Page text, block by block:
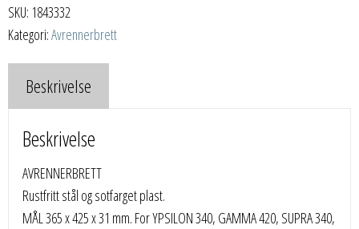
SKU: 1843332
Kategori:Avrennerbrett
Beskrivelse
Beskrivelse
AVRENNERBRETT
Rustfritt stål og sotfarget plast.
MÅL 365 x 425 x 31 mm. For YPSILON 340, GAMMA 420, SUPRA 340,